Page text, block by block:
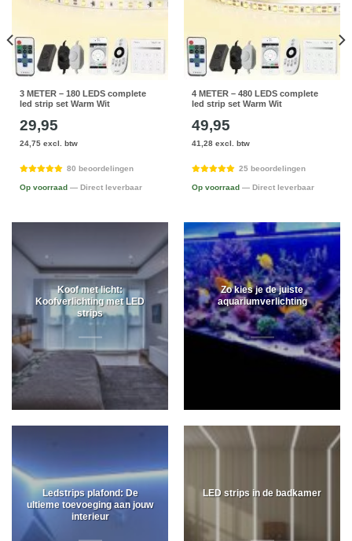
3 METER – 180 LEDS complete
led strip set Warm Wit
29,95
24,75 excl. btw
80 beoordelingen
Op voorraad — Direct leverbaar
4 METER – 480 LEDS complete
led strip set Warm Wit
49,95
41,28 excl. btw
25 beoordelingen
Op voorraad — Direct leverbaar
Koof met licht:
Koofverlichting met LED
strips
Zo kies je de juiste
aquariumverlichting
Ledstrips plafond: De
ultieme toevoeging aan jouw
interieur
LED strips in de badkamer